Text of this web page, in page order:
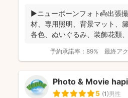
▶︎ニューボーンフォト👼出張
材、専用照明、背景マット、
各色、ぬいぐるみ、装飾花類
予約承諾率： 89% 最終ア
Photo & Movie
5 (1)男性